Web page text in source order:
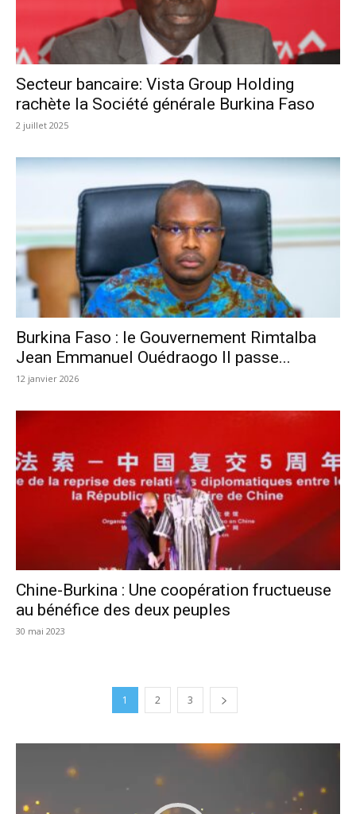
Secteur bancaire: Vista Group Holding
rachète la Société générale Burkina Faso
2 juillet 2025
Burkina Faso : le Gouvernement Rimtalba
Jean Emmanuel Ouédraogo II passe...
12 janvier 2026
Chine-Burkina : Une coopération fructueuse
au bénéfice des deux peuples
30 mai 2023
1 2 3